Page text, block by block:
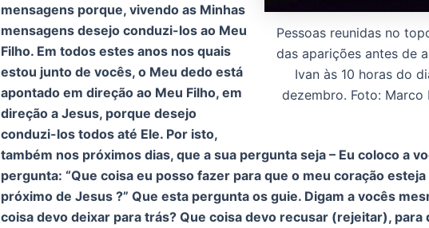
Pessoas reunidas no
das aparições antes de
Ivan às 10 horas do
dezembro. Foto: Marco
mensagens porque, vivendo as Minhas
mensagens desejo conduzi-los ao Meu
Filho. Em todos estes anos nos quais
estou junto de vocês, o Meu dedo está
apontado em direção ao Meu Filho, em
direção a Jesus, porque desejo
conduzi-los todos até Ele. Por isto,
também nos próximos dias, que a sua pergunta seja – Eu coloco a
pergunta: “Que coisa eu posso fazer para que o meu coração esteja
próximo de Jesus ?” Que esta pergunta os guie. Digam a vocês
coisa devo deixar para trás? Que coisa devo recusar (rejeitar), para